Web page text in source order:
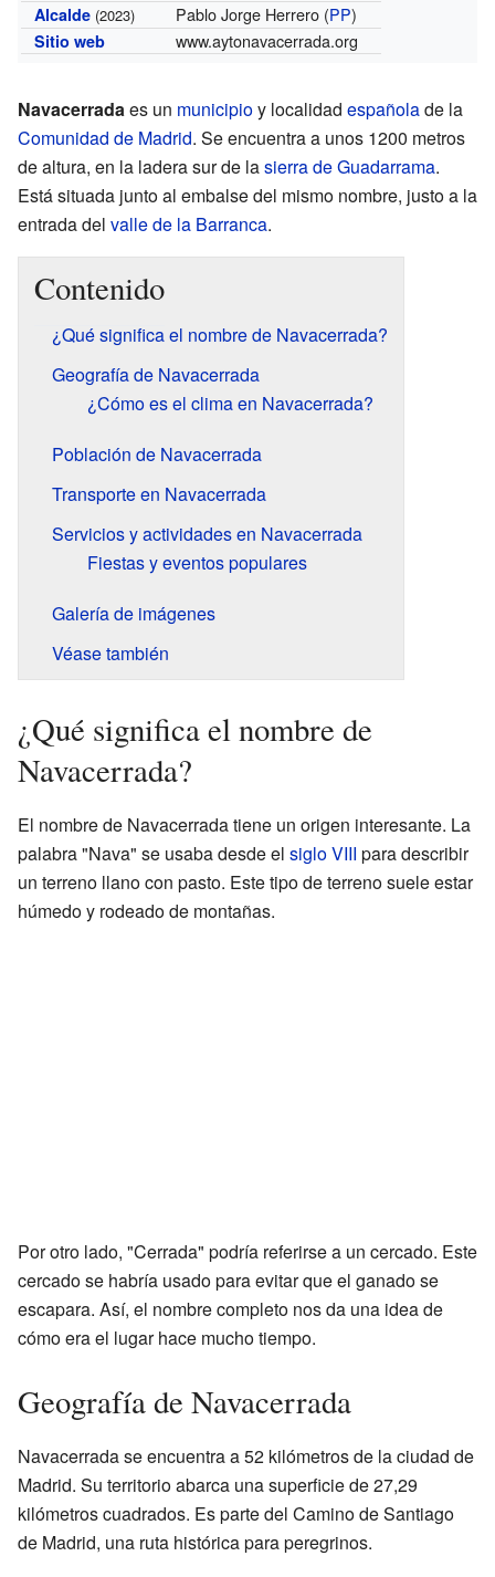
Alcalde (2023) Pablo Jorge Herrero (PP)
Sitio web www.aytonavacerrada.org
Navacerradaes un municipioy localidad españolade la
Comunidad de Madrid. Se encuentra a unos 1200 metros
de altura, en la ladera sur de lasierra de Guadarrama.
Está situada junto al embalse del mismo nombre, justo a la
entrada del valle de la Barranca.
Contenido
¿Qué significa el nombre de Navacerrada?
Geografía de Navacerrada
¿Cómo es el clima en Navacerrada?
Población de Navacerrada
Transporte en Navacerrada
Servicios y actividades en Navacerrada
Fiestas y eventos populares
Galería de imágenes
Véase también
¿Qué significa el nombre de
Navacerrada?
El nombre de Navacerrada tiene un origen interesante. La
palabra "Nava" se usaba desde el siglo VIII para describir
un terreno llano con pasto. Este tipo de terreno suele estar
húmedo y rodeado de montañas.
Por otro lado, "Cerrada" podría referirse a un cercado. Este
cercado se habría usado para evitar que el ganado se
escapara. Así, el nombre completo nos da una idea de
cómo era el lugar hace mucho tiempo.
Geografía de Navacerrada
Navacerrada se encuentra a 52 kilómetros de la ciudad de
Madrid. Su territorio abarca una superficie de 27,29
kilómetros cuadrados. Es parte del Camino de Santiago
de Madrid, una ruta histórica para peregrinos.